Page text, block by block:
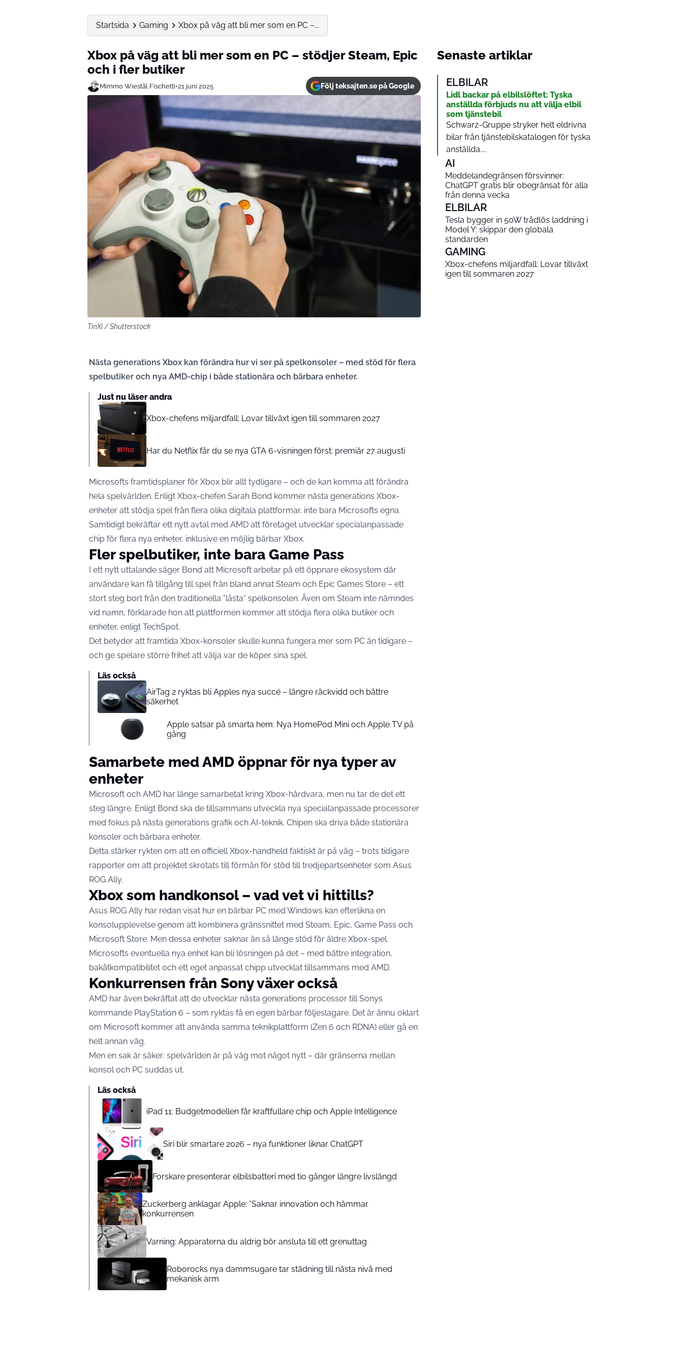
Startsida Gaming Xbox på väg att bli mer som en PC –...
Xbox på väg att bli mer som en PC – stödjer Steam, Epic
och i fler butiker
Mimmo Wiestål Fischetti•21 juni 2025 Följ teksajten.se på Google
TinXi / Shutterstock
Nästa generations Xbox kan förändra hur vi ser på spelkonsoler – med stöd för flera
spelbutiker och nya AMD-chip i både stationära och bärbara enheter.
Just nu läser andra
Xbox-chefens miljardfall: Lovar tillväxt igen till sommaren 2027
Har du Netflix får du se nya GTA 6-visningen först: premiär 27 augusti
Microsofts framtidsplaner för Xbox blir allt tydligare – och de kan komma att förändra
hela spelvärlden. Enligt Xbox-chefen Sarah Bond kommer nästa generations Xbox-
enheter att stödja spel från flera olika digitala plattformar, inte bara Microsofts egna.
Samtidigt bekräftar ett nytt avtal med AMD att företaget utvecklar specialanpassade
chip för flera nya enheter, inklusive en möjlig bärbar Xbox.
Fler spelbutiker, inte bara Game Pass
I ett nytt uttalande säger Bond att Microsoft arbetar på ett öppnare ekosystem där
användare kan få tillgång till spel från bland annat Steam och Epic Games Store – ett
stort steg bort från den traditionella ”låsta” spelkonsolen. Även om Steam inte nämndes
vid namn, förklarade hon att plattformen kommer att stödja flera olika butiker och
enheter, enligt TechSpot.
Det betyder att framtida Xbox-konsoler skulle kunna fungera mer som PC än tidigare –
och ge spelare större frihet att välja var de köper sina spel.
Läs också
AirTag 2 ryktas bli Apples nya succé – längre räckvidd och bättre
säkerhet
Apple satsar på smarta hem: Nya HomePod Mini och Apple TV på
gång
Samarbete med AMD öppnar för nya typer av
enheter
Microsoft och AMD har länge samarbetat kring Xbox-hårdvara, men nu tar de det ett
steg längre. Enligt Bond ska de tillsammans utveckla nya specialanpassade processorer
med fokus på nästa generations grafik och AI-teknik. Chipen ska driva både stationära
konsoler och bärbara enheter.
Detta stärker rykten om att en officiell Xbox-handheld faktiskt är på väg – trots tidigare
rapporter om att projektet skrotats till förmån för stöd till tredjepartsenheter som Asus
ROG Ally.
Xbox som handkonsol – vad vet vi hittills?
Asus ROG Ally har redan visat hur en bärbar PC med Windows kan efterlikna en
konsolupplevelse genom att kombinera gränssnittet med Steam, Epic, Game Pass och
Microsoft Store. Men dessa enheter saknar än så länge stöd för äldre Xbox-spel.
Microsofts eventuella nya enhet kan bli lösningen på det – med bättre integration,
bakåtkompatibilitet och ett eget anpassat chipp utvecklat tillsammans med AMD.
Konkurrensen från Sony växer också
AMD har även bekräftat att de utvecklar nästa generations processor till Sonys
kommande PlayStation 6 – som ryktas få en egen bärbar följeslagare. Det är ännu oklart
om Microsoft kommer att använda samma teknikplattform (Zen 6 och RDNA) eller gå en
helt annan väg.
Men en sak är säker: spelvärlden är på väg mot något nytt – där gränserna mellan
konsol och PC suddas ut.
Läs också
iPad 11: Budgetmodellen får kraftfullare chip och Apple Intelligence
Siri blir smartare 2026 – nya funktioner liknar ChatGPT
Forskare presenterar elbilsbatteri med tio gånger längre livslängd
Zuckerberg anklagar Apple: ”Saknar innovation och hämmar
konkurrensen
Varning: Apparaterna du aldrig bör ansluta till ett grenuttag
Roborocks nya dammsugare tar städning till nästa nivå med
mekanisk arm
Senaste artiklar
ELBILAR
Lidl backar på elbilslöftet: Tyska
anställda förbjuds nu att välja elbil
som tjänstebil
Schwarz-Gruppe stryker helt eldrivna
bilar från tjänstebilskatalogen för tyska
anställda....
AI
Meddelandegränsen försvinner:
ChatGPT gratis blir obegränsat för alla
från denna vecka
ELBILAR
Tesla bygger in 50W trådlös laddning i
Model Y: skippar den globala
standarden
GAMING
Xbox-chefens miljardfall: Lovar tillväxt
igen till sommaren 2027